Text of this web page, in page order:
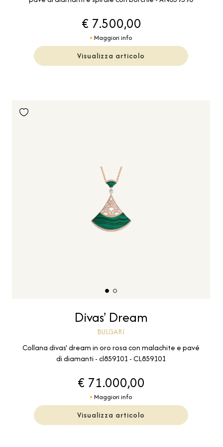
€ 7.500,00
Maggiori info
Visualizza articolo
Divas' Dream
BULGARI
Collana divas' dream in oro rosa con malachite e pavé
di diamanti - cl859101 - CL859101
€ 71.000,00
Maggiori info
Visualizza articolo